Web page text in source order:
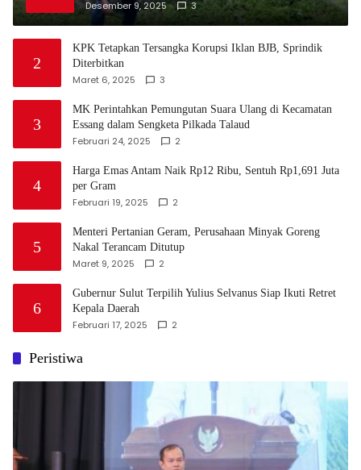
Leluhur Minahasa
Desember 9, 2025 3
2
KPK Tetapkan Tersangka Korupsi Iklan BJB, Sprindik
Diterbitkan
Maret 6, 2025 3
3
MK Perintahkan Pemungutan Suara Ulang di Kecamatan
Essang dalam Sengketa Pilkada Talaud
Februari 24, 2025 2
4
Harga Emas Antam Naik Rp12 Ribu, Sentuh Rp1,691 Juta
per Gram
Februari 19, 2025 2
5
Menteri Pertanian Geram, Perusahaan Minyak Goreng
Nakal Terancam Ditutup
Maret 9, 2025 2
6
Gubernur Sulut Terpilih Yulius Selvanus Siap Ikuti Retret
Kepala Daerah
Februari 17, 2025 2
Peristiwa